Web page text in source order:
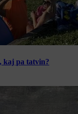
kaj pa tatvin?